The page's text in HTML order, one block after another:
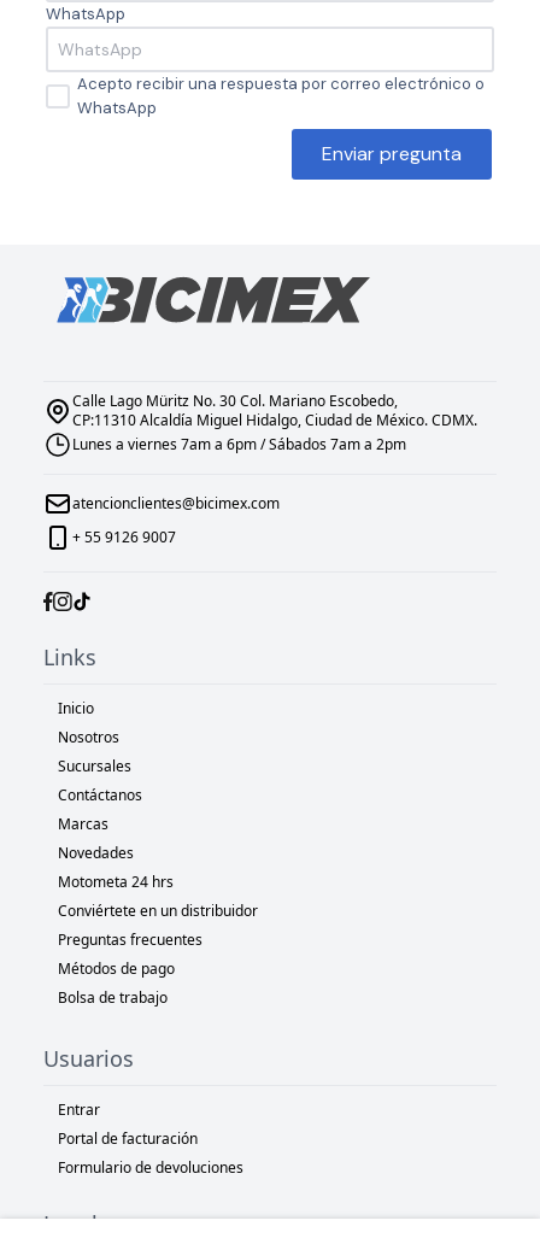
WhatsApp
Acepto recibir una respuesta por correo electrónico o
WhatsApp
Enviar pregunta
Calle Lago Müritz No. 30 Col. Mariano Escobedo,
CP:11310 Alcaldía Miguel Hidalgo, Ciudad de México. CDMX.
Lunes a viernes 7am a 6pm / Sábados 7am a 2pm
atencionclientes@bicimex.com
+ 55 9126 9007
Links
Inicio
Nosotros
Sucursales
Contáctanos
Marcas
Novedades
Motometa 24 hrs
Conviértete en un distribuidor
Preguntas frecuentes
Métodos de pago
Bolsa de trabajo
Usuarios
Entrar
Portal de facturación
Formulario de devoluciones
Legal